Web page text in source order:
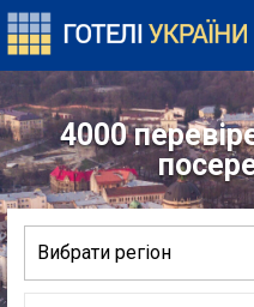
4000
Вибрати регіон